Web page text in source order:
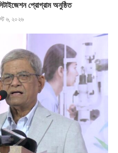
প্রোগ্রাম অনুষ্ঠিত
৬, ২০২৬